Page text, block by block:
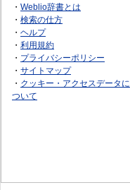
・ Weblio辞書とは
・ 検索の仕方
・ ヘルプ
・ 利用規約
・ プライバシーポリシー
・ サイトマップ
・ クッキー・アクセスデータに
ついて